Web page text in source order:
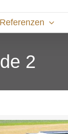
Referenzen
2